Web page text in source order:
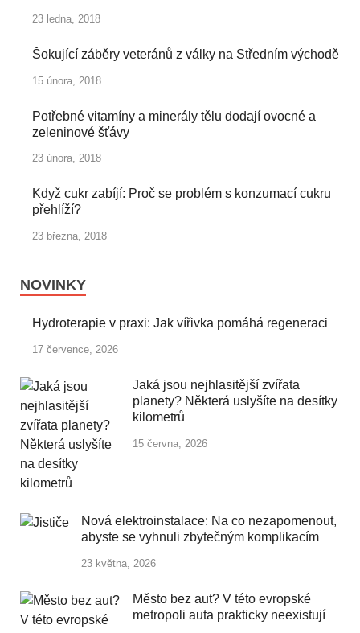
23 ledna, 2018
Šokující záběry veteránů z války na Středním východě
15 února, 2018
Potřebné vitamíny a minerály tělu dodají ovocné a
zeleninové šťávy
23 února, 2018
Když cukr zabíjí: Proč se problém s konzumací cukru
přehlíží?
23 března, 2018
NOVINKY
Hydroterapie v praxi: Jak vířivka pomáhá regeneraci
17 července, 2026
Jaká jsou nejhlasitější zvířata
planety? Některá uslyšíte na desítky
kilometrů
15 června, 2026
Nová elektroinstalace: Na co nezapomenout,
abyste se vyhnuli zbytečným komplikacím
23 května, 2026
Město bez aut? V této evropské
metropoli auta prakticky neexistují